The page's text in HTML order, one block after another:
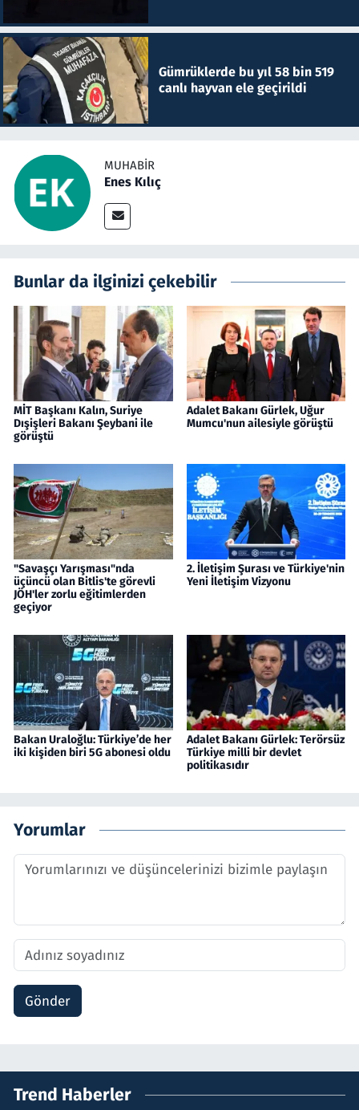
Gümrüklerde bu yıl 58 bin 519
canlı hayvan ele geçirildi
MUHABIR
Enes Kılıç
Bunlar da ilginizi çekebilir
MİT Başkanı Kalın, Suriye
Dışişleri Bakanı Şeybani ile
görüştü
Adalet Bakanı Gürlek, Uğur
Mumcu'nun ailesiyle görüştü
"Savaşçı Yarışması"nda
üçüncü olan Bitlis'te görevli
JÖH'ler zorlu eğitimlerden
geçiyor
2. İletişim Şurası ve Türkiye'nin
Yeni İletişim Vizyonu
Bakan Uraloğlu: Türkiye’de her
iki kişiden biri 5G abonesi oldu
Adalet Bakanı Gürlek: Terörsüz
Türkiye milli bir devlet
politikasıdır
Yorumlar
Gönder
Trend Haberler